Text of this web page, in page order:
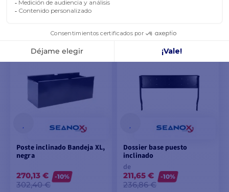
DISPONIBLE EL 20/08/26
PEDIDO
ANTICIPADO
Poste inclinado Bandeja XL,
negra
270,13 €
302,40 €
-10%
Dossier base puesto
inclinado
de
211,65 €
236,86 €
-10%